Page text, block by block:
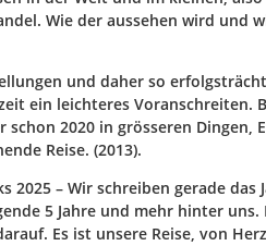
Wie der aussehen wird und
und daher so
ein leichteres Voranschreiten.
2020 in grösseren Dingen,
Reise. (2013).
2025 – Wir schreiben gerade das
5 Jahre und mehr hinter uns.
Es ist unsere Reise, von